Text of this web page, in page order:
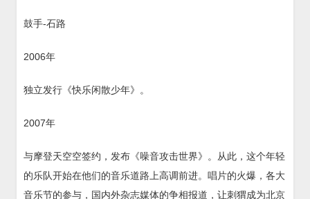
鼓手-石路
2006年
独立发行《快乐闲散少年》。
2007年
与摩登天空空签约，发布《噪音攻击世界》。从此，这个年轻
的乐队开始在他们的音乐道路上高调前进。唱片的火爆，各大
音乐节的参与，国内外杂志媒体的争相报道，让刺猬成为北京